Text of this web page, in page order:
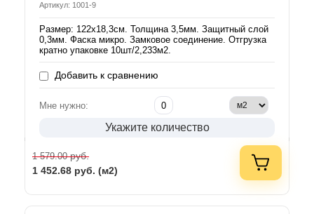
Артикул: 1001-9
Размер: 122х18,3см. Толщина 3,5мм. Защитный слой
0,3мм. Фаска микро. Замковое соединение. Отгрузка
кратно упаковке 10шт/2,233м2.
Добавить к сравнению
Мне нужно:
Укажите количество
1 579.00руб.
1 452.68 руб. (м2)